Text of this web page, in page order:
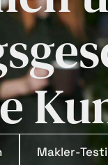
Makler-